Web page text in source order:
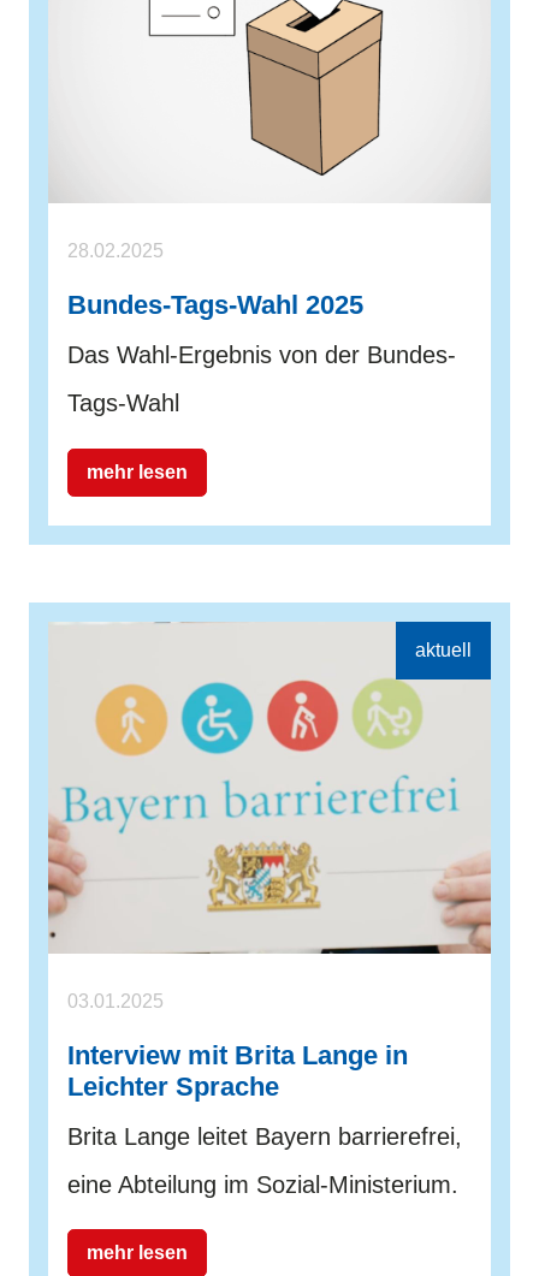
28.02.2025
Bundes-Tags-Wahl 2025
Das Wahl-Ergebnis von der Bundes-
Tags-Wahl
mehr lesen
03.01.2025
Interview mit Brita Lange in
Leichter Sprache
Brita Lange leitet Bayern barrierefrei,
eine Abteilung im Sozial-Ministerium.
mehr lesen